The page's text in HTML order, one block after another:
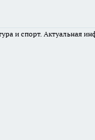
и спорт. Актуальная